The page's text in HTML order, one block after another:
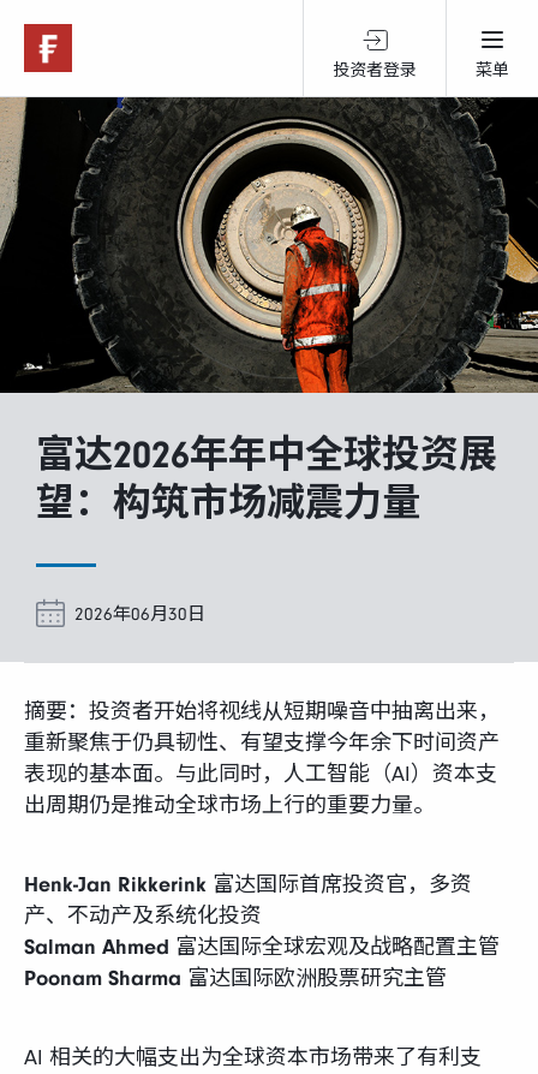
投资者登录 菜单
关于富达
产品服务
跨境投资
可持续投资
市场观点
养老专区
媒体中心
多元化和包容性
下载中心
富达2026年年中全球投资展
望：构筑市场减震力量
2026年06月30日
摘要：投资者开始将视线从短期噪音中抽离出来，
重新聚焦于仍具韧性、有望支撑今年余下时间资产
表现的基本面。与此同时，人工智能（AI）资本支
出周期仍是推动全球市场上行的重要力量。
Henk-Jan Rikkerink 富达国际首席投资官，多资
产、不动产及系统化投资
Salman Ahmed 富达国际全球宏观及战略配置主管
Poonam Sharma 富达国际欧洲股票研究主管
AI 相关的大幅支出为全球资本市场带来了有利支